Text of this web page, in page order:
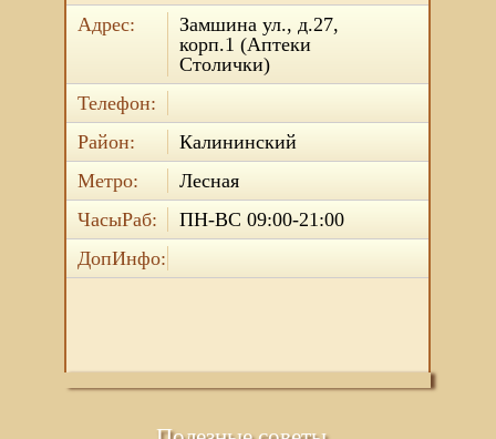
Адрес:
Замшина ул., д.27,
корп.1 (Аптеки
Столички)
Телефон:
Район:
Калининский
Метро:
Лесная
ЧасыРаб:
ПН-ВС 09:00-21:00
ДопИнфо: